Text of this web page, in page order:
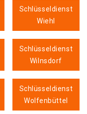
Schlüsseldienst
Wiehl
Schlüsseldienst
Wilnsdorf
Schlüsseldienst
Wolfenbüttel